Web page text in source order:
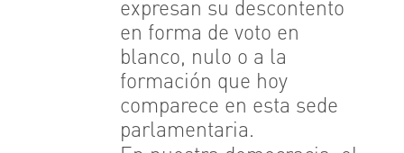
expresan su descontento
en forma de voto en
blanco, nulo o a la
formación que hoy
comparece en esta sede
parlamentaria.